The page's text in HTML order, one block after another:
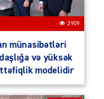
2909
münasibətləri
və yüksək
modelidir